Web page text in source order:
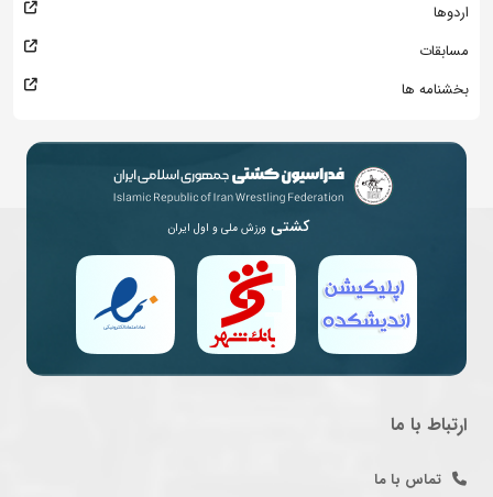
اردوها
مسابقات
بخشنامه ها
کشتی ورزش ملی و اول ایران
ارتباط با ما
تماس با ما